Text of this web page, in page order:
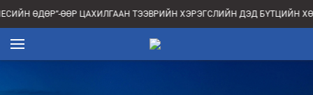
ӨДӨР”-ӨӨР ЦАХИЛГААН ТЭЭВРИЙН ХЭРЭГСЛИЙН ДЭД БҮТЦИЙН